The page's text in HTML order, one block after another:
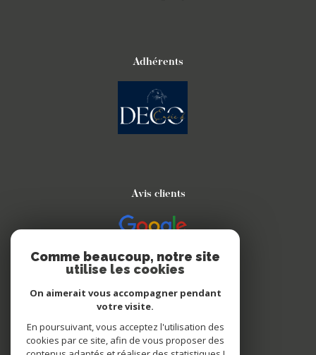
Adhérents
Avis clients
Nous suivre sur
Comme beaucoup, notre site
utilise les cookies
On aimerait vous accompagner pendant
votre visite.
En poursuivant, vous acceptez l'utilisation des
cookies par ce site, afin de vous proposer des